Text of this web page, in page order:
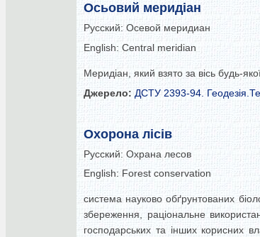
Осьовий меридіан
Русский: Осевой меридиан
English: Central meridian
Меридіан, який взято за вісь будь-
Джерело: ДСТУ 2393-94.
Охорона лісів
Русский: Охрана лесов
English: Forest conservation
система науково обґрунтованих
збереження, раціональне
господарських та інших корисних